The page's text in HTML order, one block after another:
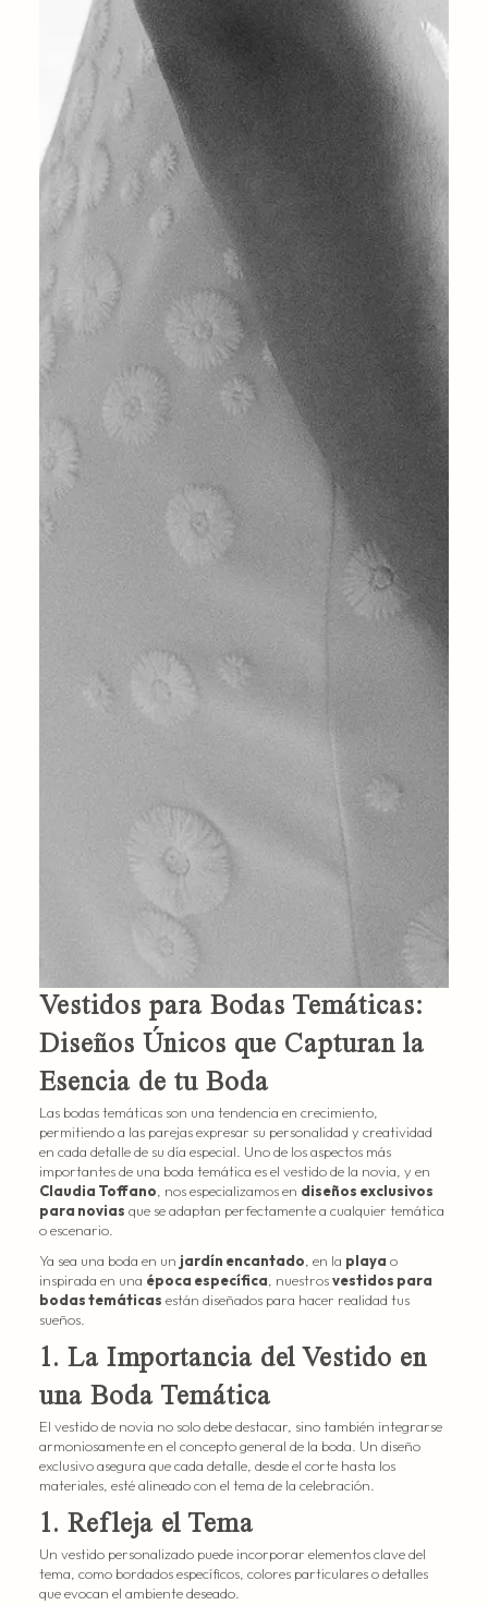
Vestidos para Bodas Temáticas:
Diseños Únicos que Capturan la
Esencia de tu Boda
Las bodas temáticas son una tendencia en crecimiento,
permitiendo a las parejas expresar su personalidad y creatividad
en cada detalle de su día especial. Uno de los aspectos más
importantes de una boda temática es el vestido de la novia, y en
Claudia Toffano , nos especializamos en diseños exclusivos
para novias que se adaptan perfectamente a cualquier temática
o escenario.
Ya sea una boda en un jardín encantado , en la playa o
inspirada en una época específica , nuestrosvestidos para
bodas temáticas están diseñados para hacer realidad tus
sueños.
1. La Importancia del Vestido en
una Boda Temática
El vestido de novia no solo debe destacar, sino también integrarse
armoniosamente en el concepto general de la boda. Un diseño
exclusivo asegura que cada detalle, desde el corte hasta los
materiales, esté alineado con el tema de la celebración.
1. Refleja el Tema
Un vestido personalizado puede incorporar elementos clave del
tema, como bordados específicos, colores particulares o detalles
que evocan el ambiente deseado.